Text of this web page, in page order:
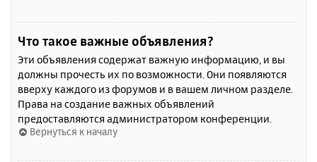
Что такое важные объявления?
Эти объявления содержат важную информацию, и вы
должны прочесть их по возможности. Они появляются
вверху каждого из форумов и в вашем личном разделе.
Права на создание важных объявлений
предоставляются администратором конференции.
Вернуться к началу